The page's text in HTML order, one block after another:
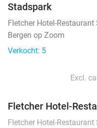
Stadspark
Fletcher Hotel-
Bergen op Zoom
Verkocht: 5
Excl.
Fletcher Hotel-
Fletcher Hotel-